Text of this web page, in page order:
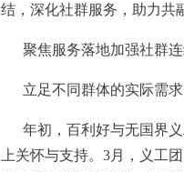
结，深化社群服务，助力共
聚焦服务落地加强社群
立足不同群体的实际需
年初，百利好与无国界
上关怀与支持。3月，义工